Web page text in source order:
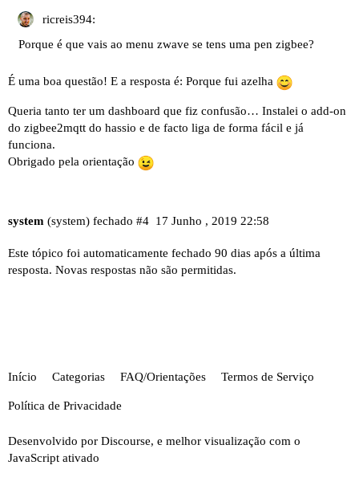
ricreis394:
Porque é que vais ao menu zwave se tens uma pen zigbee?
É uma boa questão! E a resposta é: Porque fui azelha
Queria tanto ter um dashboard que fiz confusão… Instalei o add-on
do zigbee2mqtt do hassio e de facto liga de forma fácil e já
funciona.
Obrigado pela orientação
system (system) fechado 17 Junho , 2019 22:58
#4
Este tópico foi automaticamente fechado 90 dias após a última
resposta. Novas respostas não são permitidas.
Início Categorias FAQ/Orientações Termos de Serviço
Política de Privacidade
Desenvolvido por Discourse, e melhor visualização com o
JavaScript ativado